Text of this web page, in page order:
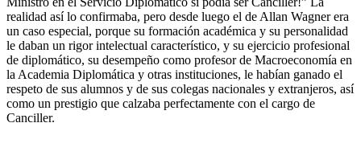
realidad así lo confirmaba, pero desde luego el de Allan Wagner era
un caso especial, porque su formación académica y su personalidad
le daban un rigor intelectual característico, y su ejercicio profesional
de diplomático, su desempeño como profesor de Macroeconomía en
la Academia Diplomática y otras instituciones, le habían ganado el
respeto de sus alumnos y de sus colegas nacionales y extranjeros, así
como un prestigio que calzaba perfectamente con el cargo de
Canciller.